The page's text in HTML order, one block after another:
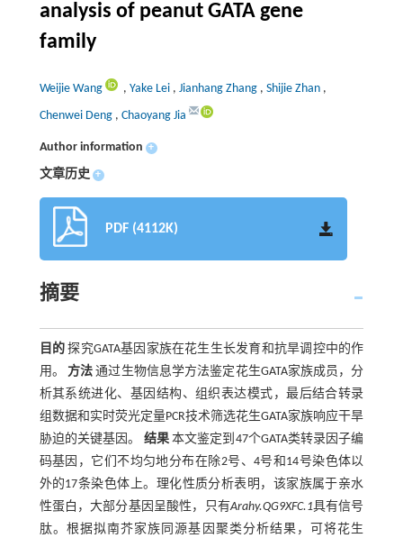
analysis of peanut GATA gene
family
Weijie Wang , Yake Lei , Jianhang Zhang , Shijie Zhan ,
Chenwei Deng , Chaoyang Jia
Author information +
文章历史 +
PDF (4112K)
摘要
目的 探究GATA基因家族在花生生长发育和抗旱调控中的作
用。 方法 通过生物信息学方法鉴定花生GATA家族成员，分
析其系统进化、基因结构、组织表达模式，最后结合转录
组数据和实时荧光定量PCR技术筛选花生GATA家族响应干旱
胁迫的关键基因。 结果本文鉴定到47个GATA类转录因子编
码基因，它们不均匀地分布在除2号、4号和14号染色体以
外的17条染色体上。理化性质分析表明，该家族属于亲水
性蛋白，大部分基因呈酸性，只有Arahy.QG9XFC.1具有信号
肽。根据拟南芥家族同源基因聚类分析结果，可将花生